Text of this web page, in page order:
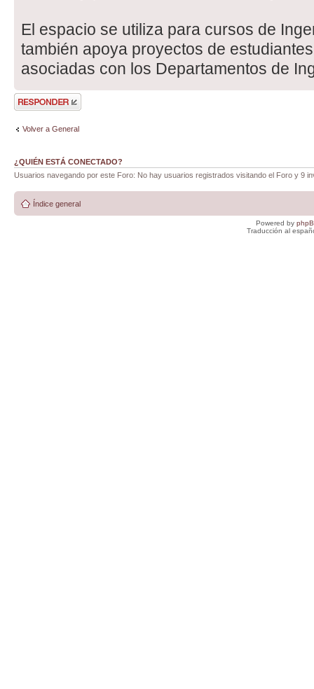
El espacio se utiliza para cursos de
también apoya proyectos de
asociadas con los Departamentos de
Publicar una
respuesta
Volver a General
¿QUIÉN ESTÁ CONECTADO?
Usuarios navegando por este Foro: No hay usuarios registrados visitando el Foro y 9
Índice general
Powered by
Traducción al